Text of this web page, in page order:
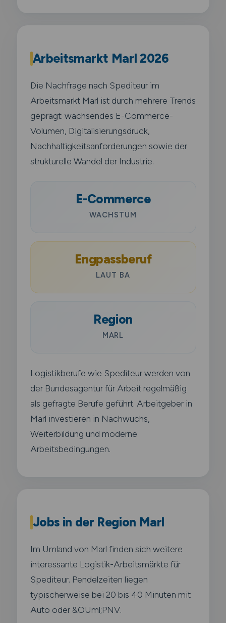
Arbeitsmarkt Marl 2026
Die Nachfrage nach Spediteur im
Arbeitsmarkt Marl ist durch mehrere Trends
geprägt: wachsendes E-Commerce-
Volumen, Digitalisierungsdruck,
Nachhaltigkeitsanforderungen sowie der
strukturelle Wandel der Industrie.
E-Commerce
WACHSTUM
Engpassberuf
LAUT BA
Region
MARL
Logistikberufe wie Spediteur werden von
der Bundesagentur für Arbeit regelmäßig
als gefragte Berufe geführt. Arbeitgeber in
Marl investieren in Nachwuchs,
Weiterbildung und moderne
Arbeitsbedingungen.
Jobs in der Region Marl
Im Umland von Marl finden sich weitere
interessante Logistik-Arbeitsmärkte für
Spediteur. Pendelzeiten liegen
typischerweise bei 20 bis 40 Minuten mit
Auto oder &OUml;PNV.